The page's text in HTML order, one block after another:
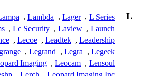
L
L Series
,
Lager
,
Lambda
,
Launch
,
Laview
,
Lc Security
,
Leadership
,
Leadtek
,
Lecoe
,
Legeek
,
Legra
,
Legrand
,
Lensoul
,
Leocam
,
Imaging